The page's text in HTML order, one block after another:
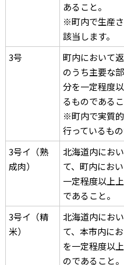
あること。
※町内で生産
該当します。
3号
町内において
のうち主要な
分を一定程度
るものであるこ
※町内で実質
行っているも
3号イ（熟
成肉）
北海道内にお
て、町内にお
一定程度以上
であること。
3号イ（精
米）
北海道内にお
て、本市内に
を一定程度以
のであること。